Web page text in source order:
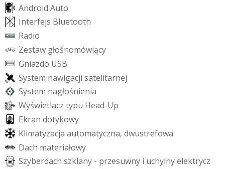
Android Auto
Interfejs Bluetooth
Radio
Zestaw głośnomówiący
Gniazdo USB
System nawigacji satelitarnej
System nagłośnienia
Wyświetlacz typu Head-Up
Ekran dotykowy
Klimatyzacja automatyczna, dwustrefowa
Dach materiałowy
Szyberdach szklany - przesuwny i uchylnyelektrycz